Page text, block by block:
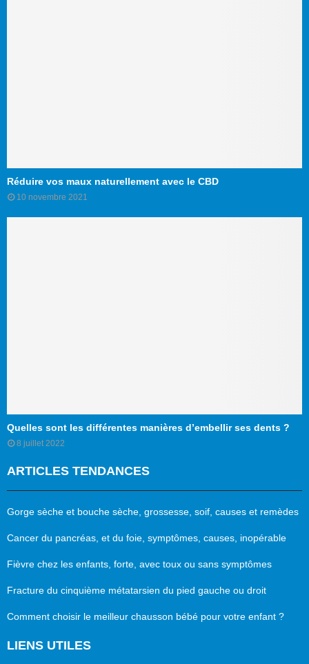
Réduire vos maux naturellement avec le CBD
10 novembre 2021
Quelles sont les différentes manières d’embellir ses dents ?
8 juillet 2022
ARTICLES TENDANCES
Gorge sèche et bouche sèche, grossesse, soif, causes et remèdes
Cancer du pancréas, et du foie, symptômes, causes, inopérable
Fièvre chez les enfants, forte, avec toux ou sans symptômes
Fracture du cinquième métatarsien du pied gauche ou droit
Comment choisir le meilleur chausson bébé pour votre enfant ?
LIENS UTILES